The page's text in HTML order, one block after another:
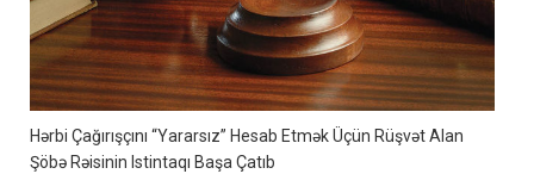
Hərbi Çağırışçını “yararsız” Hesab Etmək Üçün Rüşvət Alan
Şöbə Rəisinin Istintaqı Başa Çatıb